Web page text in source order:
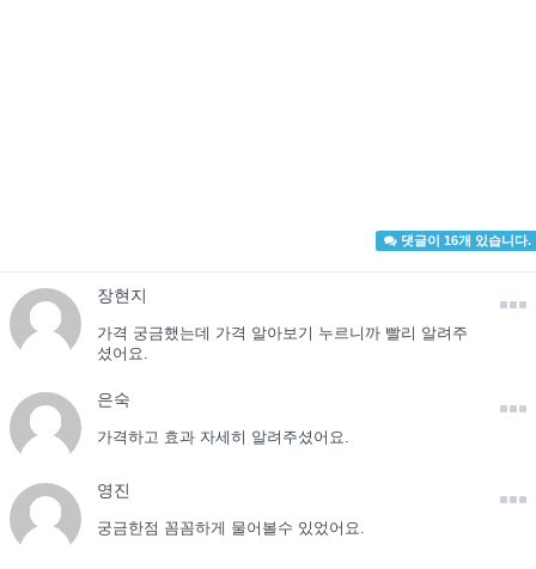
댓글이 16개 있습니다.
장현지
가격 궁금했는데 가격 알아보기 누르니까 빨리 알려주
셨어요.
은숙
가격하고 효과 자세히 알려주셨어요.
영진
궁금한점 꼼꼼하게 물어볼수 있었어요.